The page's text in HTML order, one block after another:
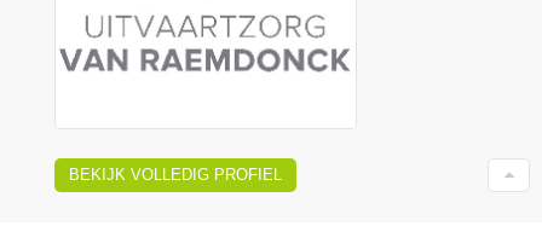
BEKIJK VOLLEDIG PROFIEL